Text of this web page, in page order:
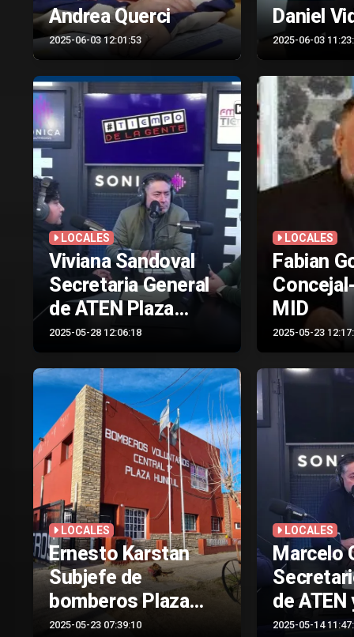
Andrea Querci
2025-06-03 12:01:53
Daniel
2025-06-03
LOCALES
Viviana Sandoval
Secretaria General
de ATEN Plaza
Huincul
2025-05-28 12:06:18
LOCALES
Fabian
MID
2025-05-23
LOCALES
Ernesto Karstan
Subjefe de
bomberos Plaza
Huincul
2025-05-23 07:39:10
LOCALES
Marcelo
de
Gutierrez
2025-05-14